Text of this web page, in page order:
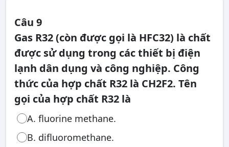
Câu 9
Gas R32 (còn được gọi là HFC32) là chất
được sử dụng trong các thiết bị điện
lạnh dân dụng và công nghiệp. Công
thức của hợp chất R32 là CH2F2. Tên
gọi của hợp chất R32 là
A. fluorine methane.
B. difluoromethane.